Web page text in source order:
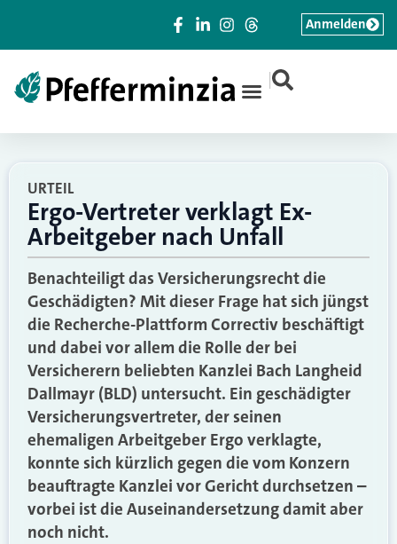
|
Anmelden
URTEIL
Ergo-Vertreter verklagt Ex-
Arbeitgeber nach Unfall
Benachteiligt das Versicherungsrecht die
Geschädigten? Mit dieser Frage hat sich jüngst
die Recherche-Plattform Correctiv beschäftigt
und dabei vor allem die Rolle der bei
Versicherern beliebten Kanzlei Bach Langheid
Dallmayr (BLD) untersucht. Ein geschädigter
Versicherungsvertreter, der seinen
ehemaligen Arbeitgeber Ergo verklagte,
konnte sich kürzlich gegen die vom Konzern
beauftragte Kanzlei vor Gericht durchsetzen –
vorbei ist die Auseinandersetzung damit aber
noch nicht.